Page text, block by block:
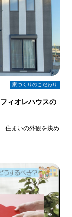
家づくりのこだわり
ィオレハウスの
住まいの外観を決め